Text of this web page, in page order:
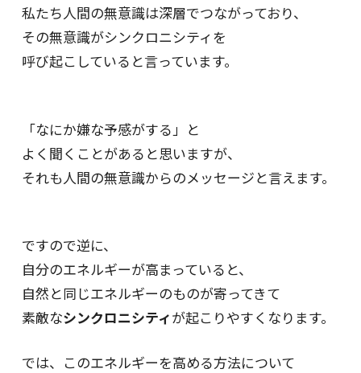
私たち人間の無意識は深層でつながっており、
その無意識がシンクロニシティを
呼び起こしていると言っています。
「なにか嫌な予感がする」と
よく聞くことがあると思いますが、
それも人間の無意識からのメッセージと言えます。
ですので逆に、
自分のエネルギーが高まっていると、
自然と同じエネルギーのものが寄ってきて
素敵なシンクロニシティが起こりやすくなります。
では、このエネルギーを高める方法について